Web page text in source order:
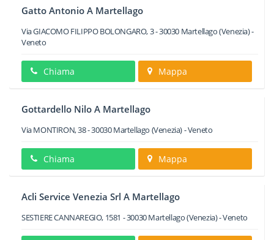
Gatto Antonio A Martellago
Via GIACOMO FILIPPO BOLONGARO, 3-30030 Martellago(Venezia) -
Veneto
Chiama Mappa
Gottardello Nilo A Martellago
Via MONTIRON, 38-30030Martellago (Venezia) -Veneto
Chiama Mappa
Acli Service Venezia Srl A Martellago
SESTIERE CANNAREGIO, 1581 -30030Martellago(Venezia) -Veneto